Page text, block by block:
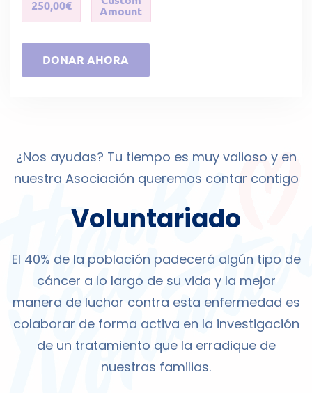
250,00€ Amount
DONAR AHORA
¿Nos ayudas? Tu tiempo es muy valioso y en
nuestra Asociación queremos contar contigo
Voluntariado
El 40% de la población padecerá algún tipo de
cáncer a lo largo de su vida y la mejor
manera de luchar contra esta enfermedad es
colaborar de forma activa en la investigación
de un tratamiento que la erradique de
nuestras familias.